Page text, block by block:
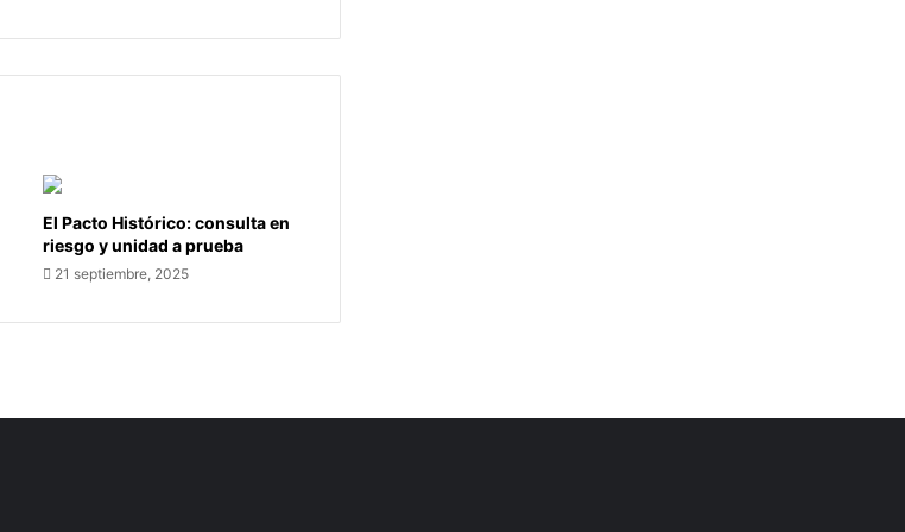
El Pacto Histórico: consulta en
riesgo y unidad a prueba
21 septiembre, 2025